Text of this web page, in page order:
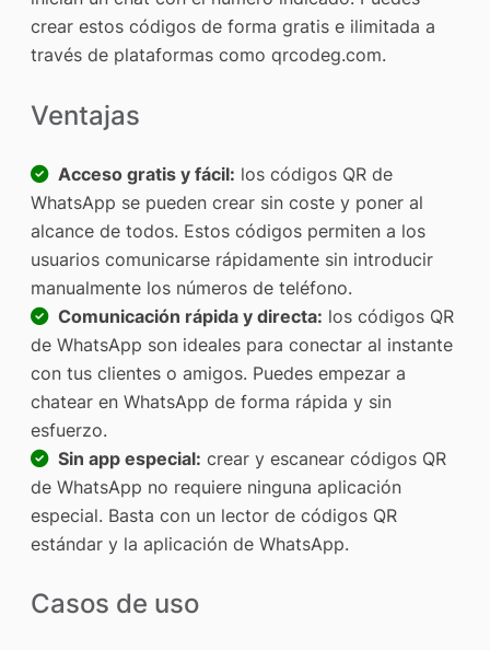
crear estos códigos de forma gratis e ilimitada a
través de plataformas como qrcodeg.com.
Ventajas
Acceso gratis y fácil: los códigos QR de
WhatsApp se pueden crear sin coste y poner al
alcance de todos. Estos códigos permiten a los
usuarios comunicarse rápidamente sin introducir
manualmente los números de teléfono.
Comunicación rápida y directa: los códigos QR
de WhatsApp son ideales para conectar al instante
con tus clientes o amigos. Puedes empezar a
chatear en WhatsApp de forma rápida y sin
esfuerzo.
Sin app especial: crear y escanear códigos QR
de WhatsApp no requiere ninguna aplicación
especial. Basta con un lector de códigos QR
estándar y la aplicación de WhatsApp.
Casos de uso